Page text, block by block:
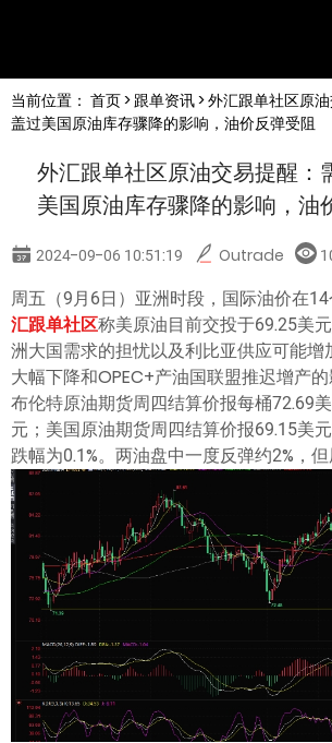
English
简体中文
한글
日本語
Tiếng việt
当前位置： 首页> 跟单资讯> 外汇跟单社区原
盖过美国原油库存骤降的影响，油价反弹受阻
外汇跟单社区原油交易提醒：
美国原油库存骤降的影响，油
2024-09-06 10:51:19 Outrade
周五（9月6日）亚洲时段，国际油价在14
汇跟单社区称美原油目前交投于69.25美
洲大国需求的担忧以及利比亚供应可能增
大幅下降和OPEC+产油国联盟推迟增产的
布伦特原油期货周四结算价报每桶72.69
元；美国原油期货周四结算价报69.15美
跌幅为0.1%。两油盘中一度反弹约2%，但